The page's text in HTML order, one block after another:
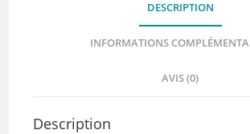
DESCRIPTION
INFORMATIONS
AVIS (0)
Description